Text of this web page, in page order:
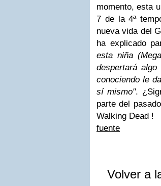
momento, esta
7 de la 4ª
nueva vida del
ha explicado
esta niña
despertará
conociendo le
sí mismo".
parte del
Walking Dead !
fuente
Volver a